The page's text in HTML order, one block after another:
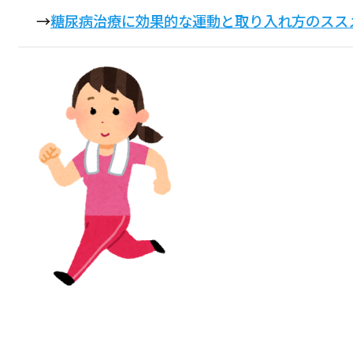
→糖尿病治療に効果的な運動と取り入れ方のスス